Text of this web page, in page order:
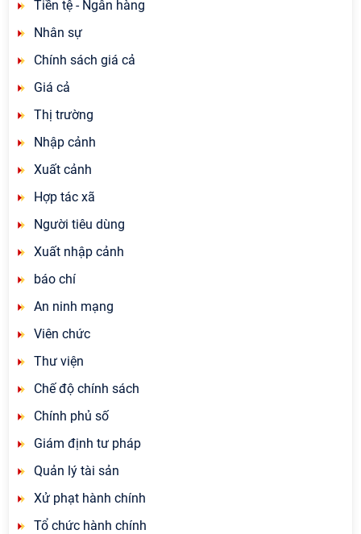
Tiền tệ - Ngân hàng
Nhân sự
Chính sách giá cả
Giá cả
Thị trường
Nhập cảnh
Xuất cảnh
Hợp tác xã
Người tiêu dùng
Xuất nhập cảnh
báo chí
An ninh mạng
Viên chức
Thư viện
Chế độ chính sách
Chính phủ số
Giám định tư pháp
Quản lý tài sản
Xử phạt hành chính
Tổ chức hành chính